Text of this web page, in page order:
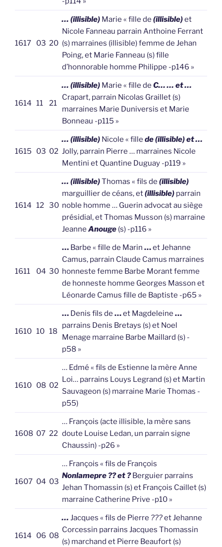
1617 03 20
… (illisible) Marie « fille de (illisible)et
Nicole Fanneau parrain Anthoine Ferrant
(s) marraines (illisible) femme de Jehan
Poing, et Marie Fanneau (s) fille
d’honnorable homme Philippe -p146 »
1614 11 21
… (illisible) Marie « fille de C… … et …
Crapart, parrain Nicolas Graillet (s)
marraines Marie Duniversis et Marie
Bonneau -p115 »
1615 03 02
… (illisible) Nicole « fille de (illisible) et …
Jolly, parrain Pierre … marraines Nicole
Mentini et Quantine Duguay -p119 »
1614 12 30
… (illisible)Thomas « fils de (illisible)
marguillier de céans, et(illisible) parrain
noble homme … Guerin advocat au siège
présidial, et Thomas Musson (s) marraine
Jeanne Anouge (s) -p116 »
1611 04 30
… Barbe « fille de Marin …et Jehanne
Camus, parrain Claude Camus marraines
honneste femme Barbe Morant femme
de honneste homme Georges Masson et
Léonarde Camus fille de Baptiste -p65 »
1610 10 18
… Denis fils de …et Magdeleine …
parrains Denis Bretays (s) et Noel
Menage marraine Barbe Maillard (s) -
p58 »
1610 08 02
… Edmé « fils de Estienne la mère Anne
Loi… parrains Louys Legrand (s) et Martin
Sauvageon (s) marraine Marie Thomas -
p55)
1608 07 22
… François (acte illisible, la mère sans
doute Louise Ledan, un parrain signe
Chaussin) -p26 »
1607 04 03
… François « fils de François
Nonlamepre ?? et ?Berguier parrains
Jehan Thomassin (s) et François Caillet (s)
marraine Catherine Prive -p10 »
1614 06 08
… Jacques « fils de Pierre ???et Jehanne
Corcessin parrains Jacques Thomassin
(s) marchand et Pierre Beaufort (s)